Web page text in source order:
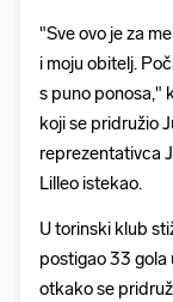
"Sve ovo je za
i moju obitelj.
s puno ponosa,"
koji se pridružio
reprezentativca
Lilleo istekao.
U torinski klub
postigao 33 gola
otkako se